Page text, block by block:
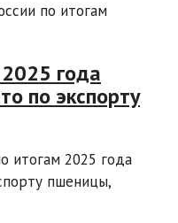
по итогам
года
по экспорту
итогам 2025 года
пшеницы,